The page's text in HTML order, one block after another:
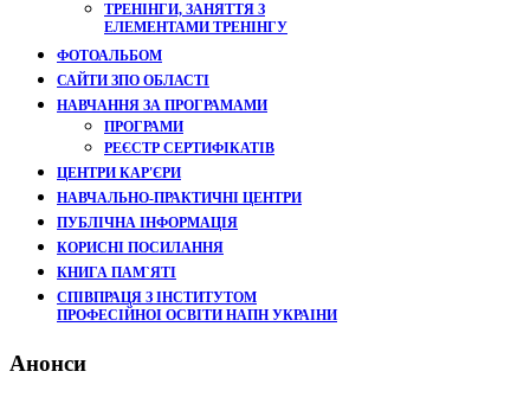
ТРЕНІНГИ, ЗАНЯТТЯ З
ЕЛЕМЕНТАМИ ТРЕНІНГУ
ФОТОАЛЬБОМ
САЙТИ ЗПО ОБЛАСТІ
НАВЧАННЯ ЗА ПРОГРАМАМИ
ПРОГРАМИ
РЕЄСТР СЕРТИФІКАТІВ
ЦЕНТРИ КАР'ЄРИ
НАВЧАЛЬНО-ПРАКТИЧНІ ЦЕНТРИ
ПУБЛІЧНА ІНФОРМАЦІЯ
КОРИСНІ ПОСИЛАННЯ
КНИГА ПАМ`ЯТІ
СПІВПРАЦЯ З ІНСТИТУТОМ
ПРОФЕСІЙНОІ ОСВІТИ НАПН УКРАІНИ
Анонси